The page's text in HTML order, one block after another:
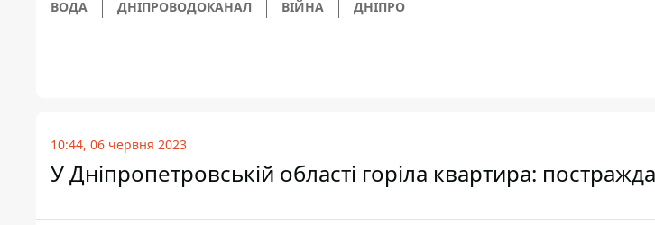
ВОДА ДНІПРОВОДОКАНАЛ ВІЙНА ДНІПРО
10:44, 06 червня 2023
У Дніпропетровській області горіла квартира: